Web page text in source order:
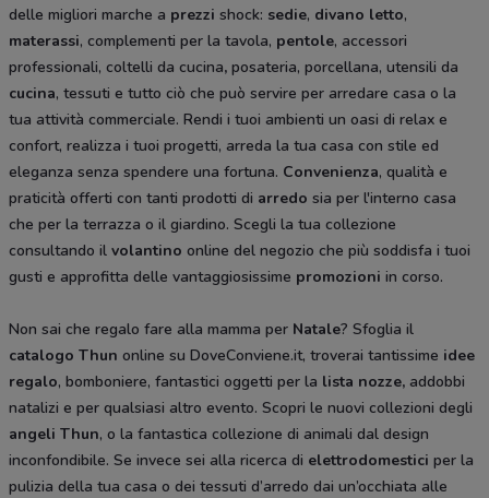
delle migliori marche a prezzi shock: sedie, divano letto,
materassi, complementi per la tavola, pentole, accessori
professionali, coltelli da cucina, posateria, porcellana, utensili da
cucina, tessuti e tutto ciò che può servire per arredare casa o la
tua attività commerciale. Rendi i tuoi ambienti un oasi di relax e
confort, realizza i tuoi progetti, arreda la tua casa con stile ed
eleganza senza spendere una fortuna. Convenienza, qualità e
praticità offerti con tanti prodotti di arredo sia per l'interno casa
che per la terrazza o il giardino. Scegli la tua collezione
consultando il volantino online del negozio che più soddisfa i tuoi
gusti e approfitta delle vantaggiosissime promozioni in corso.
Non sai che regalo fare alla mamma per Natale? Sfoglia il
catalogo Thun online su DoveConviene.it, troverai tantissime idee
regalo, bomboniere, fantastici oggetti per la lista nozze, addobbi
natalizi e per qualsiasi altro evento. Scopri le nuovi collezioni degli
angeli Thun, o la fantastica collezione di animali dal design
inconfondibile. Se invece sei alla ricerca di elettrodomestici per la
pulizia della tua casa o dei tessuti d’arredo dai un’occhiata alle